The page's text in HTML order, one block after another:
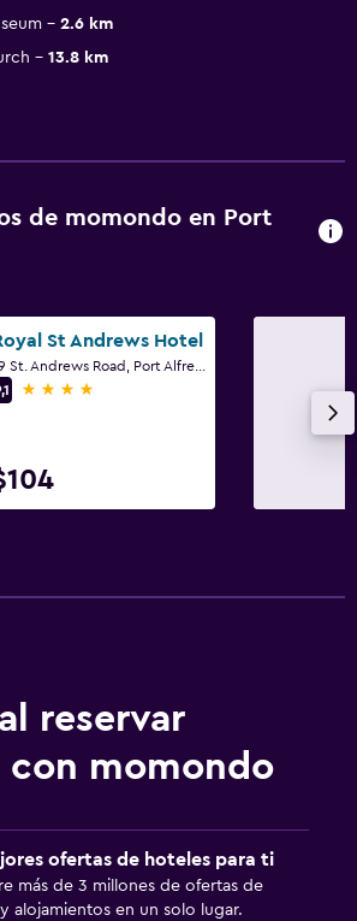
2.6 km
13.8 km
de momondo en Port
St Andrews Hotel
4 estrellas
reservar
con momondo
ofertas de hoteles para ti
más de 3 millones de ofertas de
alojamientos en un solo lugar.